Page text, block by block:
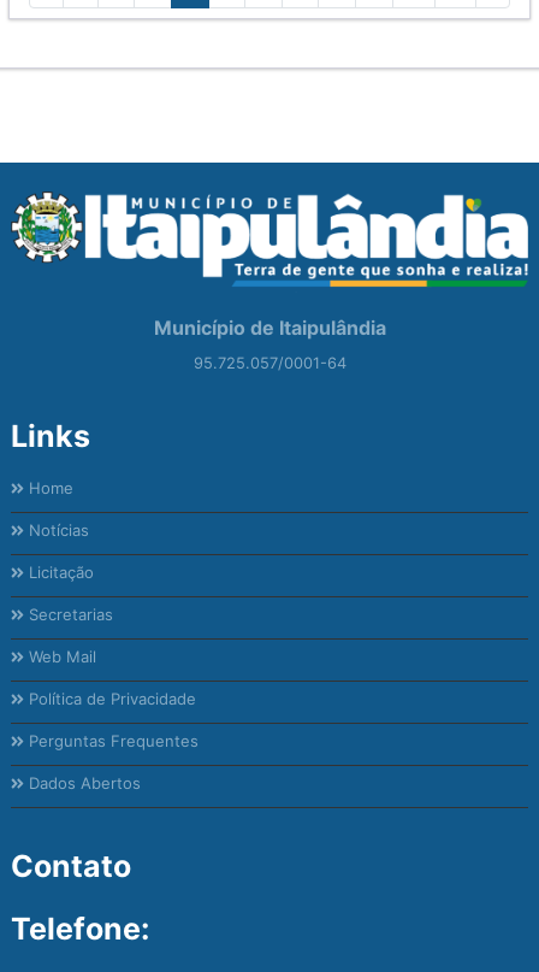
Município de Itaipulândia
95.725.057/0001-64
Links
Home
Notícias
Licitação
Secretarias
Web Mail
Política de Privacidade
Perguntas Frequentes
Dados Abertos
Contato
Telefone: